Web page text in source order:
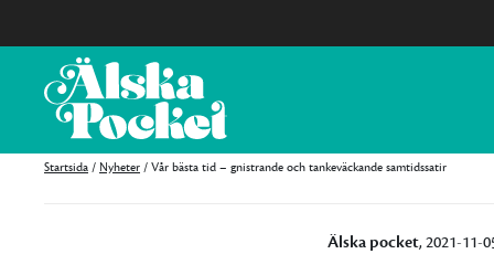
Startsida / Nyheter / Vår bästa tid – gnistrande och tankeväckande samtidssatir
Älska pocket, 2021-11-